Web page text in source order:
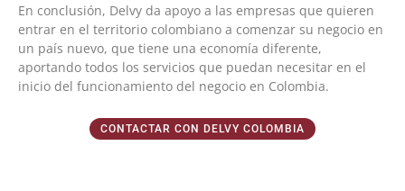
En conclusión, Delvy da apoyo a las empresas que quieren
entrar en el territorio colombiano a comenzar su negocio en
un país nuevo, que tiene una economía diferente,
aportando todos los servicios que puedan necesitar en el
inicio del funcionamiento del negocio en Colombia.
CONTACTAR CON DELVY COLOMBIA